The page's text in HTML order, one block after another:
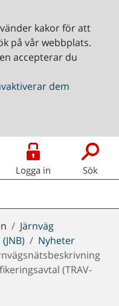
kakor för att
på vår webbplats.
accepterar du
dem
Logga in Sök
Järnväg
Nyheter
(TRAV-